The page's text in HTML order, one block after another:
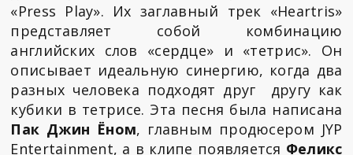
«Press Play». Их заглавный трек «Heartris»
представляет собой комбинацию
английских слов «сердце» и «тетрис». Он
описывает идеальную синергию, когда два
разных человека подходят друг другу как
кубики в тетрисе. Эта песня была написана
Пак Джин Ёном, главным продюсером JYP
Entertainment, а в клипе появляется Феликс